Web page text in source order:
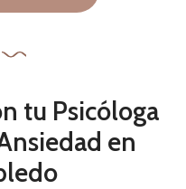
tu Psicóloga
en